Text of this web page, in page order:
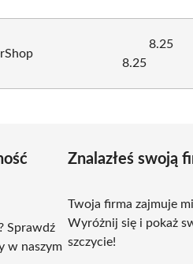
8.25
8.25
Sprawdź
w naszym
Znalazłeś swoją
Twoja firma zajmuje
Wyróżnij się i pokaż
szczycie!